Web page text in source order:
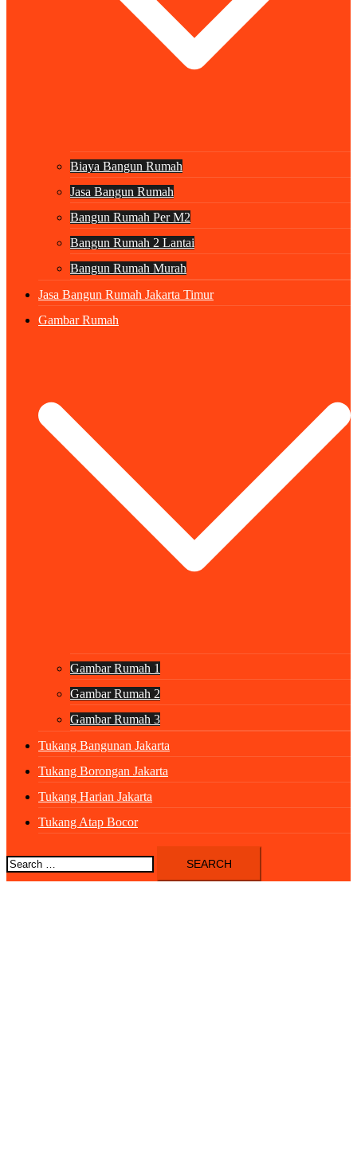
Biaya Bangun Rumah
Jasa Bangun Rumah
Bangun Rumah Per M2
Bangun Rumah 2 Lantai
Bangun Rumah Murah
Jasa Bangun Rumah Jakarta Timur
Gambar Rumah
Gambar Rumah 1
Gambar Rumah 2
Gambar Rumah 3
Tukang Bangunan Jakarta
Tukang Borongan Jakarta
Tukang Harian Jakarta
Tukang Atap Bocor
Search
for: